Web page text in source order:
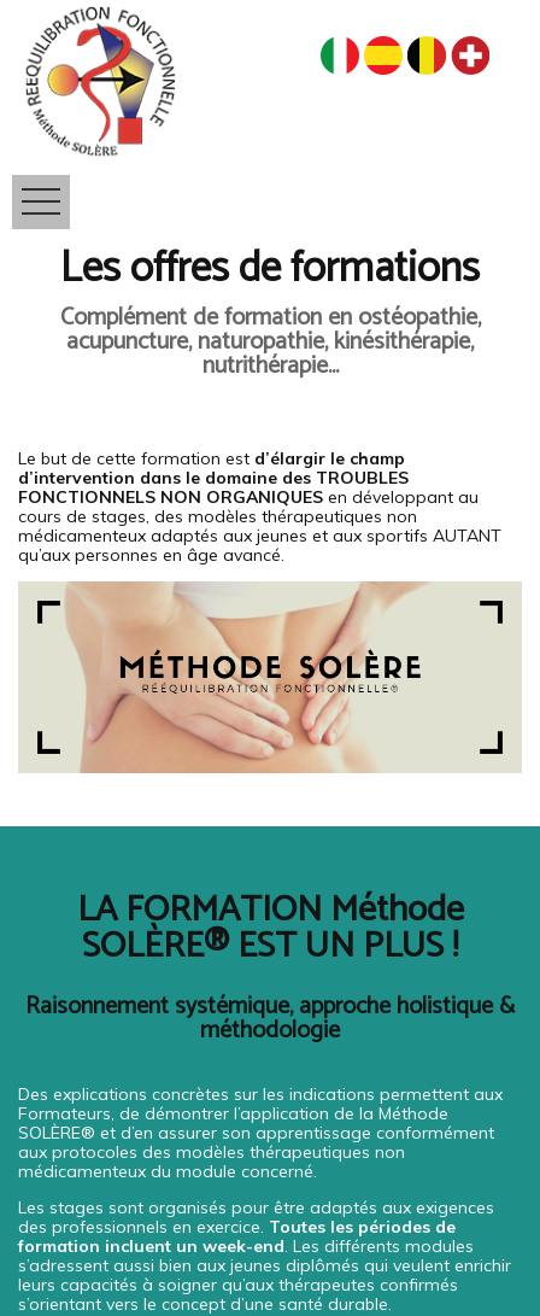
Les offres de formations
Complément de formation en ostéopathie,
acupuncture, naturopathie, kinésithérapie,
nutrithérapie...
Le but de cette formation est d’élargir le champ
d’intervention dans le domaine des TROUBLES
FONCTIONNELS NON ORGANIQUES en développant au
cours de stages, des modèles thérapeutiques non
médicamenteux adaptés aux jeunes et aux sportifs AUTANT
qu’aux personnes en âge avancé.
LA FORMATION Méthode
SOLÈRE® EST UN PLUS !
Raisonnement systémique, approche holistique &
méthodologie
Des explications concrètes sur les indications permettent aux
Formateurs, de démontrer l’application de la Méthode
SOLÈRE® et d’en assurer son apprentissage conformément
aux protocoles des modèles thérapeutiques non
médicamenteux du module concerné.
Les stages sont organisés pour être adaptés aux exigences
des professionnels en exercice. Toutes les périodes de
formation incluent un week-end . Les différents modules
s’adressent aussi bien aux jeunes diplômés qui veulent enrichir
leurs capacités à soigner qu’aux thérapeutes confirmés
s’orientant vers le concept d’une santé durable.